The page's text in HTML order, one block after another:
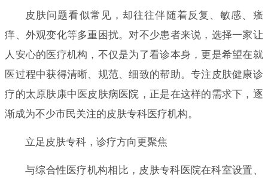
皮肤问题看似常见，却往往伴随着反复、敏感、瘙
痒、外观变化等多重困扰。对不少患者来说，选择一家让
人安心的医疗机构，不仅是为了看诊本身，更是希望在就
医过程中获得清晰、规范、细致的帮助。专注皮肤健康诊
疗的太原肤康中医皮肤病医院，正是在这样的需求下，逐
渐成为不少市民关注的皮肤专科医疗机构。
立足皮肤专科，诊疗方向更聚焦
与综合性医疗机构相比，皮肤专科医院在科室设置、